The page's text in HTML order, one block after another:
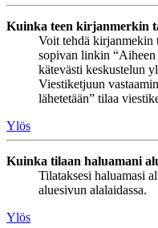
Kuinka teen kirjanmerkin
Voit tehdä kirjanmekin
sopivan linkin
kätevästi keskustelun
Viestiketjuun
lähetetään” tilaa
Ylös
Kuinka tilaan haluamani
Tilataksesi haluamasi
aluesivun alalaidassa.
Ylös